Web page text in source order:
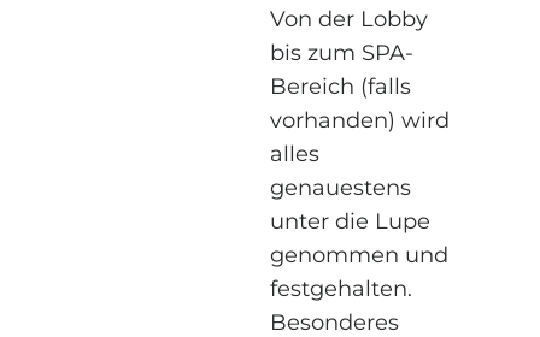
Von der Lobby
bis zum SPA-
Bereich (falls
vorhanden) wird
alles
genauestens
unter die Lupe
genommen und
festgehalten.
Besonderes